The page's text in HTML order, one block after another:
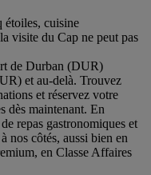
étoiles, cuisine
visite du Cap ne peut pas
de Durban (DUR)
et au-delà. Trouvez
et réservez votre
dès maintenant. En
repas gastronomiques et
nos côtés, aussi bien en
en Classe Affaires